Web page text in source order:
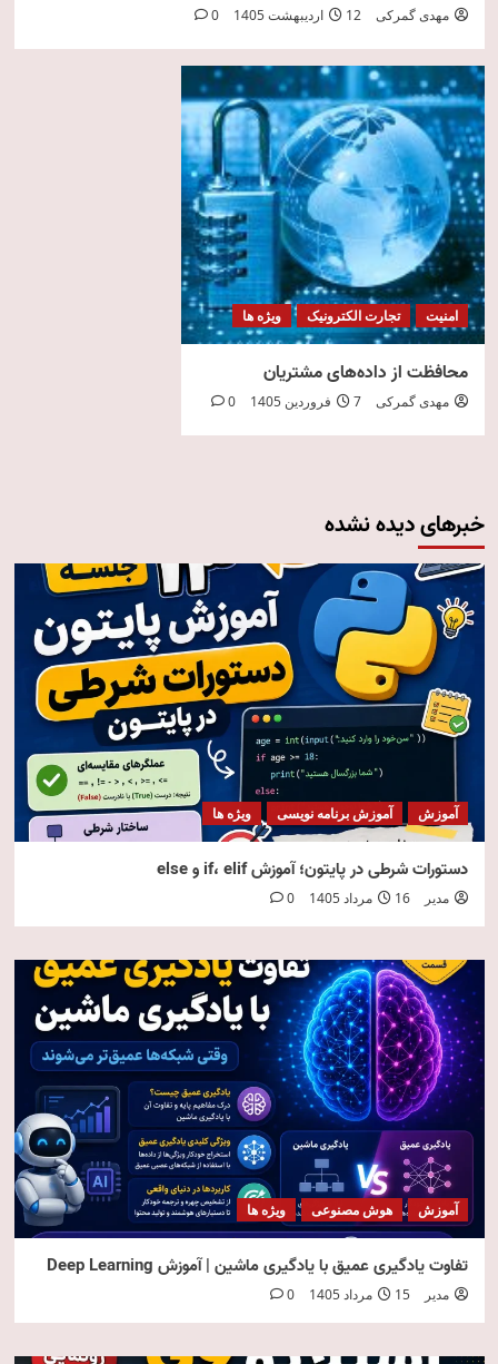
مهدی گمرکی 12 اردیبهشت 1405 0
امنیت تجارت الکترونیک ویژه ها
محافظت از داده‌های مشتریان
مهدی گمرکی 7 فروردین 1405 0
خبرهای دیده نشده
آموزش آموزش برنامه نویسی ویژه ها
دستورات شرطی در پایتون؛ آموزش if، elif و else
مدیر 16 مرداد 1405 0
آموزش هوش مصنوعی ویژه ها
تفاوت یادگیری عمیق با یادگیری ماشین | آموزش Deep Learning
مدیر 15 مرداد 1405 0